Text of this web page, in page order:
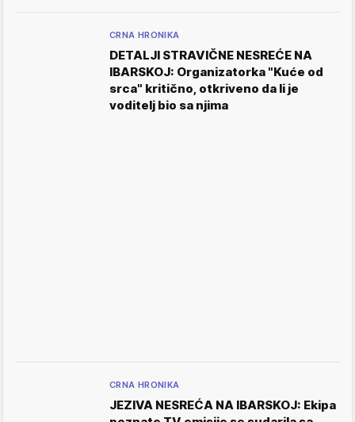
CRNA HRONIKA
DETALJI STRAVIČNE NESREĆE NA
IBARSKOJ: Organizatorka "Kuće od
srca" kritično, otkriveno da li je
voditelj bio sa njima
CRNA HRONIKA
JEZIVA NESREĆA NA IBARSKOJ: Ekipa